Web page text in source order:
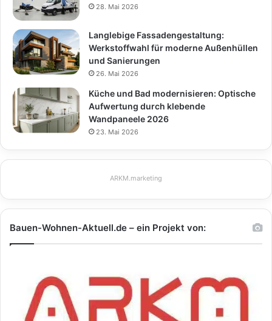
28. Mai 2026
Langlebige Fassadengestaltung:
Werkstoffwahl für moderne Außenhüllen
und Sanierungen
26. Mai 2026
Küche und Bad modernisieren: Optische
Aufwertung durch klebende
Wandpaneele 2026
23. Mai 2026
ARKM.marketing
Bauen-Wohnen-Aktuell.de – ein Projekt von: